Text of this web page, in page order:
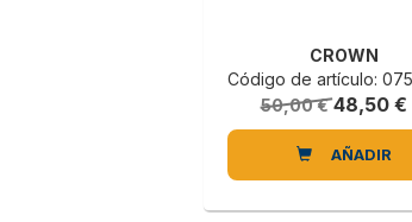
CROWN
Código de artículo:
50,00 € 48,50 €
AÑADIR